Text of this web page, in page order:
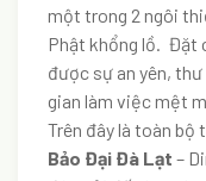
một trong 2 ngôi
Phật khổng lồ. Đặt
được sự an yên,
gian làm việc mệt
Trên đây là toàn
Bảo Đại Đà Lạt –